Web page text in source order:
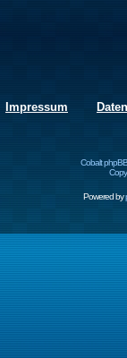
Impressum
Cobalt
Powered by